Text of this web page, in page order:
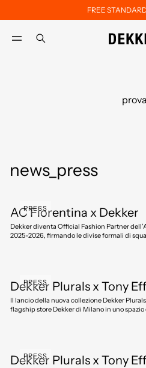
FREE
prova
news_press
PRESS
AC Fiorentina x Dekker
Dekker diventa Official Fashion Partner dell’ACF Fiorentina per tre stagioni dal
2025-2026, firmando le divise formali di
PRESS
Dekker Plurals x Tony
Il lancio della nuova collezione Dekker
flagship store Dekker di Milano in uno
PRESS
Dekker Plurals x Tony